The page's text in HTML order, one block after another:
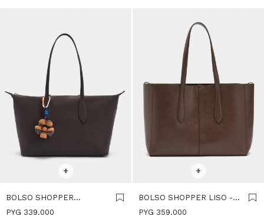
+
BOLSO SHOPPER
TEXTURA SUAVE CON
PYG 339.000
+
BOLSO SHOPPER LISO -
MARRON
PYG 359.000